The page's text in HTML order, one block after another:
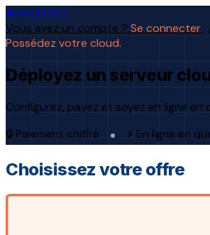
AFRICLOUD
Vous avez un compte ? Se connecter ·
Possédez votre cloud.
Déployez un serveur
Configurez, payez et soyez en ligne en
🔒 Paiement chiffré
⚡ En ligne en
Choisissez votre offre